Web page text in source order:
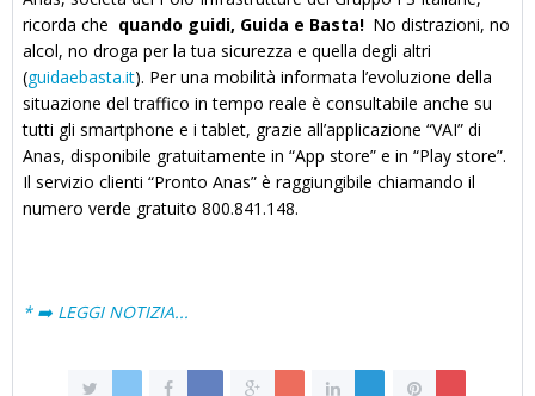
ricorda che quando guidi, Guida e Basta! No distrazioni, no
alcol, no droga per la tua sicurezza e quella degli altri
(guidaebasta.it). Per una mobilità informata l’evoluzione della
situazione del traffico in tempo reale è consultabile anche su
tutti gli smartphone e i tablet, grazie all’applicazione “VAI” di
Anas, disponibile gratuitamente in “App store” e in “Play store”.
Il servizio clienti “Pronto Anas” è raggiungibile chiamando il
numero verde gratuito 800.841.148.
* ➡️ LEGGI NOTIZIA...